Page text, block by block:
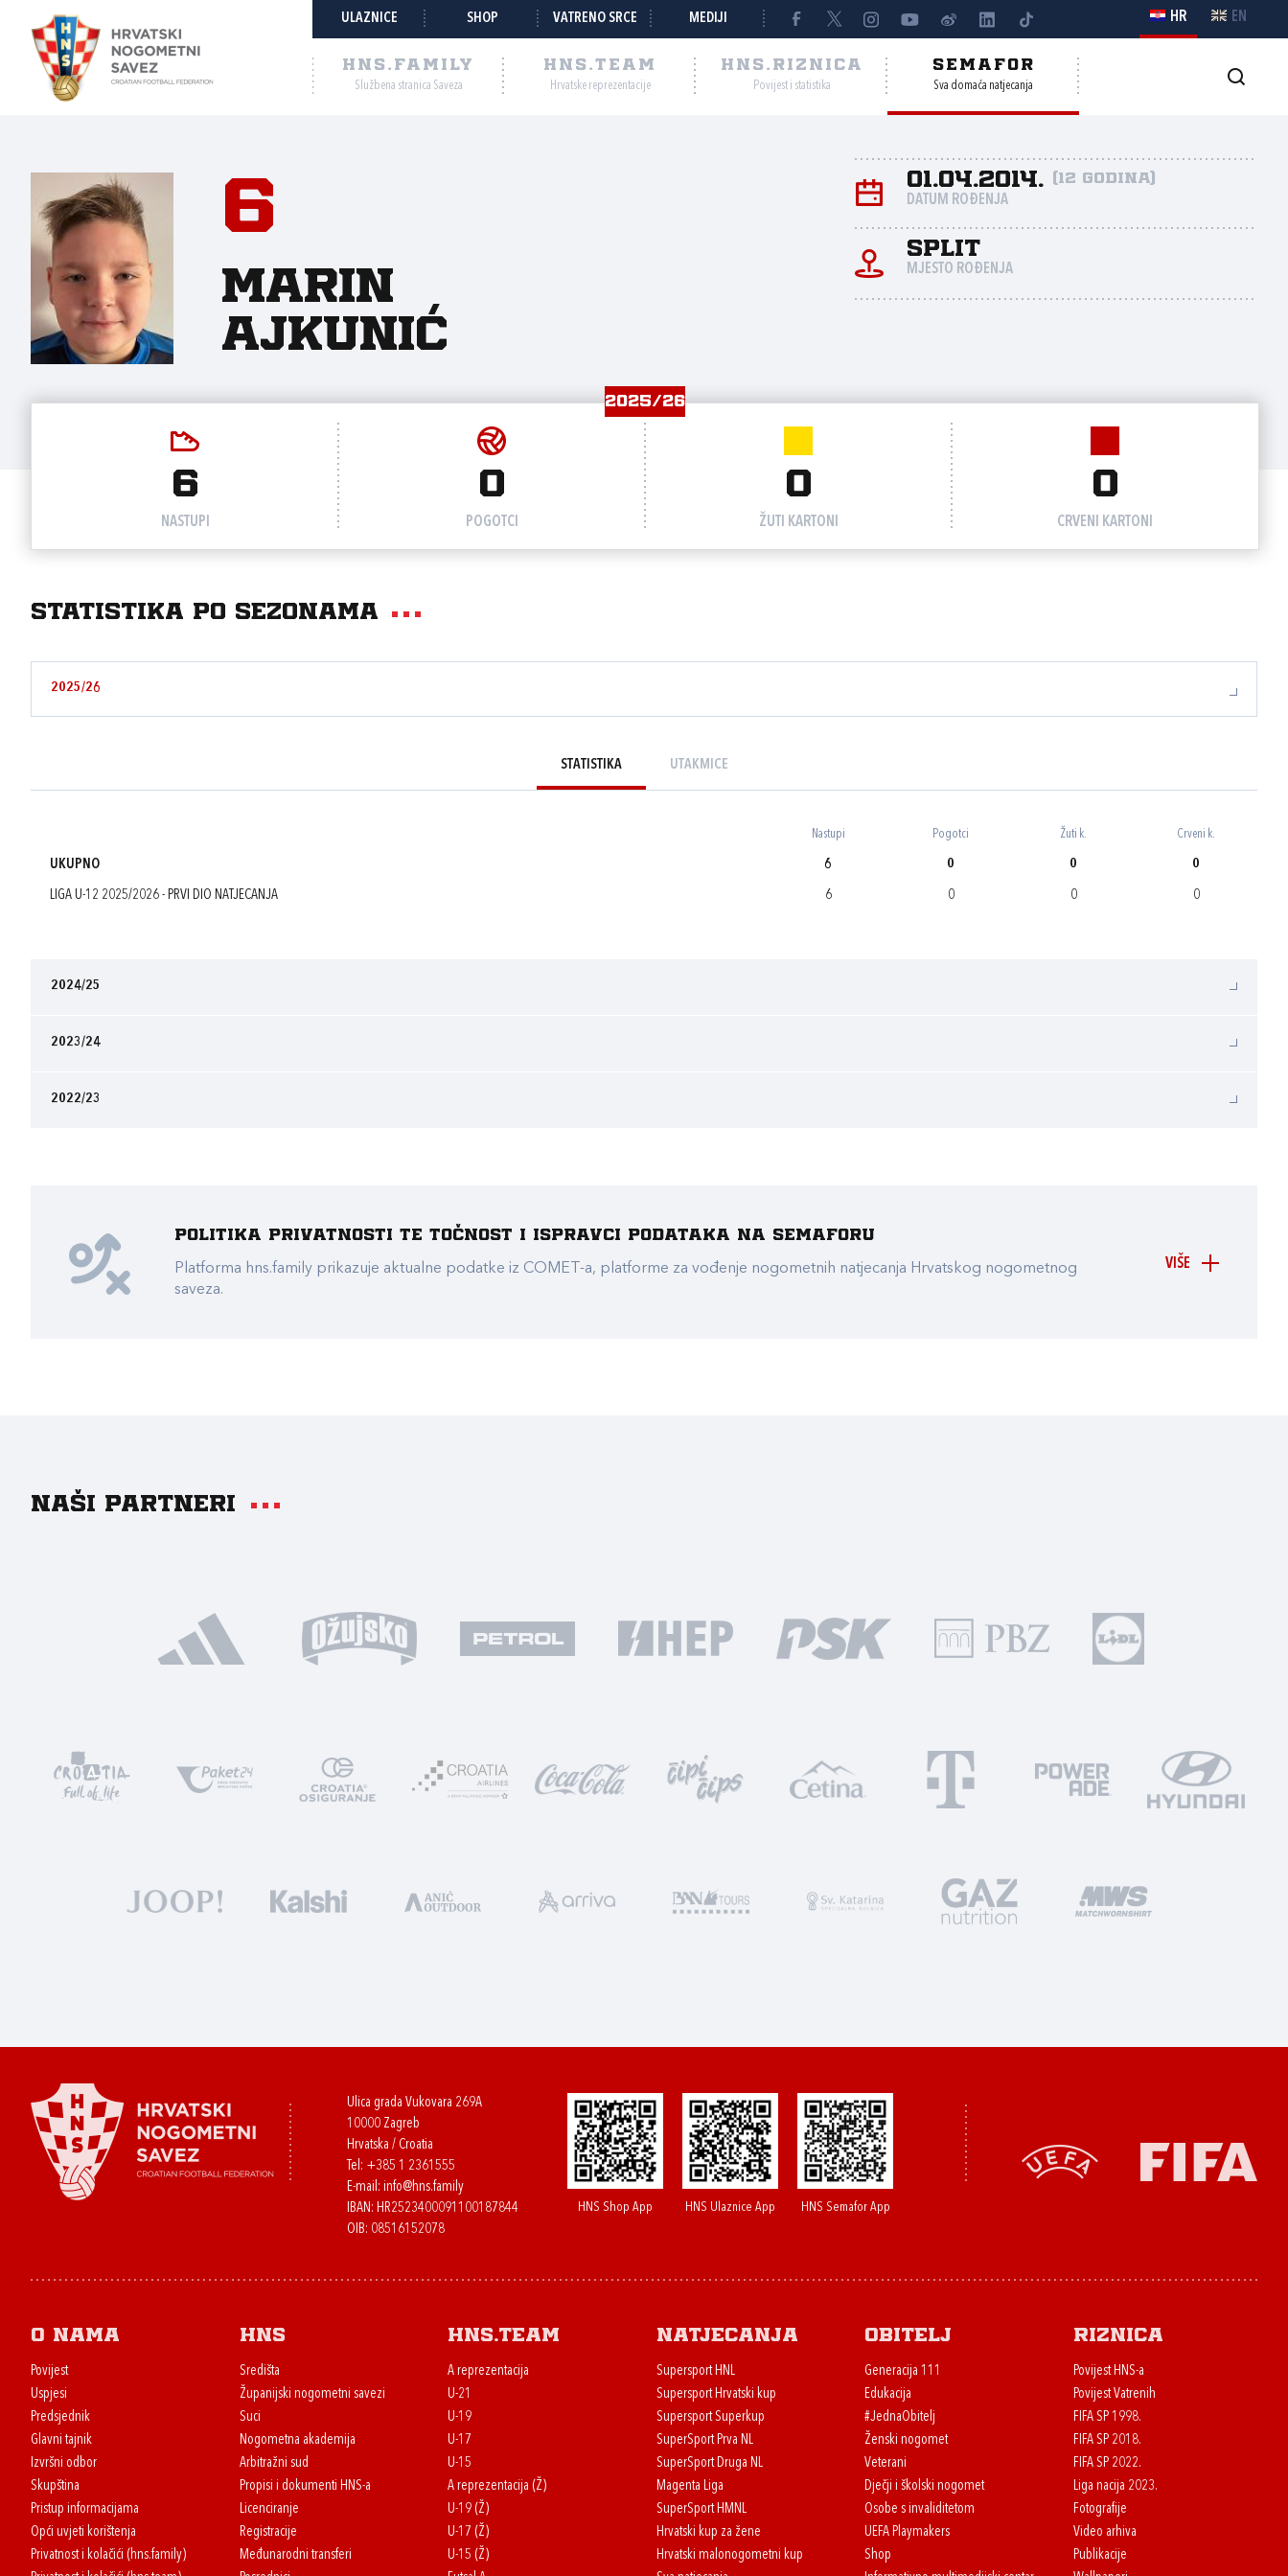
ULAZNICE SHOP VATRENO SRCE MEDIJI HR EN
HNS.FAMILY
Službena stranica Saveza
HNS.TEAM
Hrvatske reprezentacije
HNS.RIZNICA
Povijest i statistika
SEMAFOR
Sva domaća natjecanja
6
Marin
Ajkunić
01.04.2014. (12 godina)
DATUM ROĐENJA
Split
MJESTO ROĐENJA
2025/26
6
NASTUPI
0
POGOTCI
0
ŽUTI KARTONI
0
CRVENI KARTONI
Statistika po sezonama
2025/26
STATISTIKA UTAKMICE
Nastupi Pogotci Žuti k. Crveni k.
UKUPNO 6 0 0 0
LIGA U-12 2025/2026 - PRVI DIO NATJECANJA 6 0 0 0
2024/25
2023/24
2022/23
VIŠE
Politika privatnosti te točnost i ispravci podataka na Semaforu
Platforma hns.family prikazuje aktualne podatke iz COMET-a, platforme za vođenje nogometnih natjecanja Hrvatskog nogometnog
saveza.
Naši partneri
Ulica grada Vukovara 269A
10000 Zagreb
Hrvatska / Croatia
Tel: +385 1 2361555
E-mail: info@hns.family
IBAN: HR2523400091100187844
OIB: 08516152078
HNS Shop App HNS Ulaznice App HNS Semafor App
O nama
Povijest
Uspjesi
Predsjednik
Glavni tajnik
Izvršni odbor
Skupština
Pristup informacijama
Opći uvjeti korištenja
Privatnost i kolačići (hns.family)
HNS
Središta
Županijski nogometni savezi
Suci
Nogometna akademija
Arbitražni sud
Propisi i dokumenti HNS-a
Licenciranje
Registracije
Međunarodni transferi
HNS.team
A reprezentacija
U-21
U-19
U-17
U-15
A reprezentacija (Ž)
U-19 (Ž)
U-17 (Ž)
U-15 (Ž)
Natjecanja
Supersport HNL
Supersport Hrvatski kup
Supersport Superkup
SuperSport Prva NL
SuperSport Druga NL
Magenta Liga
SuperSport HMNL
Hrvatski kup za žene
Hrvatski malonogometni kup
Obitelj
Generacija 111
Edukacija
#JednaObitelj
Ženski nogomet
Veterani
Dječji i školski nogomet
Osobe s invaliditetom
UEFA Playmakers
Shop
Riznica
Povijest HNS-a
Povijest Vatrenih
FIFA SP 1998.
FIFA SP 2018.
FIFA SP 2022.
Liga nacija 2023.
Fotografije
Video arhiva
Publikacije